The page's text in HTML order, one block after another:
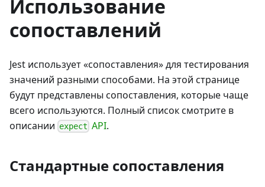
Использование
сопоставлений
Jest использует «cопоставления» для тестирования
значений разными способами. На этой странице
будут представлены сопоставления, которые чаще
всего используются. Полный список смотрите в
описании expect API.
Стандартные сопоставления